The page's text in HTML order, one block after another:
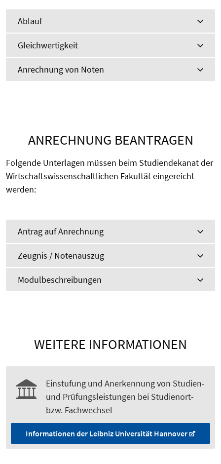
Ablauf
Gleichwertigkeit
Anrechnung von Noten
ANRECHNUNG BEANTRAGEN
Folgende Unterlagen müssen beim Studiendekanat der
Wirtschaftswissenschaftlichen Fakultät eingereicht
werden:
Antrag auf Anrechnung
Zeugnis / Notenauszug
Modulbeschreibungen
WEITERE INFORMATIONEN
Einstufung und Anerkennung von Studien-
und Prüfungsleistungen bei Studienort-
bzw. Fachwechsel
Informationen der Leibniz Universität Hannover